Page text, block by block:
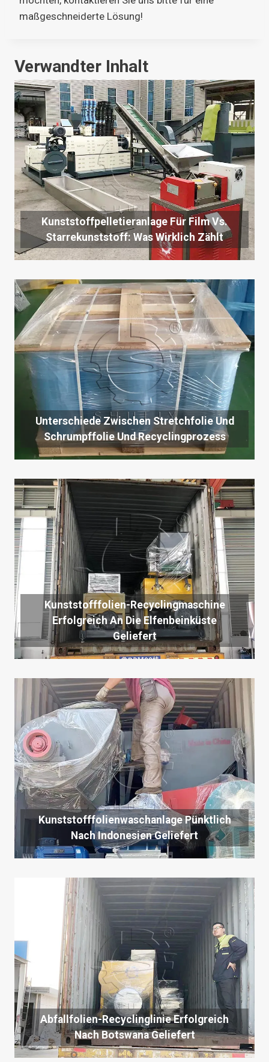
maßgeschneiderte Lösung!
Verwandter Inhalt
Kunststoffpelletieranlage Für Film Vs.
Starrekunststoff: Was Wirklich Zählt
Unterschiede Zwischen Stretchfolie Und
Schrumpffolie Und Recyclingprozess
Kunststofffolien-Recyclingmaschine
Erfolgreich An Die Elfenbeinküste
Geliefert
Kunststofffolienwaschanlage Pünktlich
Nach Indonesien Geliefert
Abfallfolien-Recyclinglinie Erfolgreich
Nach Botswana Geliefert